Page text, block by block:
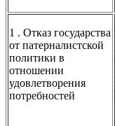
1 . Отказ государства
от патерналистской
политики в
отношении
удовлетворения
потребностей